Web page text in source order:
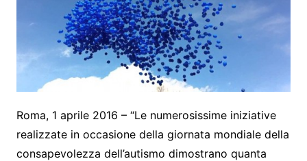
Roma, 1 aprile 2016 – “Le numerosissime iniziative
realizzate in occasione della giornata mondiale della
consapevolezza dell’autismo dimostrano quanta